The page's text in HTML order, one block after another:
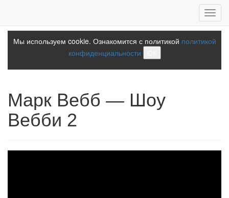
Мы используем cookie. Ознакомится с политикой политикой
конфиденциальности
Марк Вебб — Шоу
Вебби 2